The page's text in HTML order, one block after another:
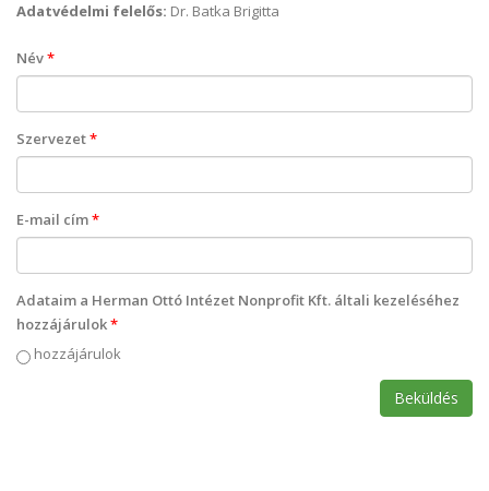
Adatvédelmi felelős: Dr. Batka Brigitta
Név*
Szervezet*
E-mail cím*
Adataim a Herman Ottó Intézet Nonprofit Kft. általi kezeléséhez
hozzájárulok*
hozzájárulok